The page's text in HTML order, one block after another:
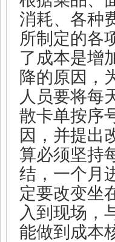
消耗、各种
所制定的各
了成本是增
降的原因，
人员要将每
散卡单按序
因，并提出
算必须坚持
结，一个月
定要改变坐
入到现场，
能做到成本